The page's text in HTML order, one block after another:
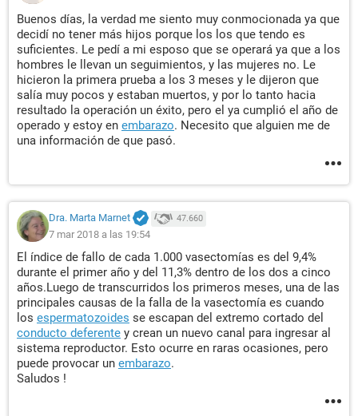
Buenos días, la verdad me siento muy conmocionada ya que
decidí no tener más hijos porque los los que tendo es
suficientes. Le pedí a mi esposo que se operará ya que a los
hombres le llevan un seguimientos, y las mujeres no. Le
hicieron la primera prueba a los 3 meses y le dijeron que
salía muy pocos y estaban muertos, y por lo tanto hacia
resultado la operación un éxito, pero el ya cumplió el año de
operado y estoy en embarazo. Necesito que alguien me de
una información de que pasó.
Dra. Marta Marnet 47.660
7 mar 2018 a las 19:54
El índice de fallo de cada 1.000 vasectomías es del 9,4%
durante el primer año y del 11,3% dentro de los dos a cinco
años.Luego de transcurridos los primeros meses, una de las
principales causas de la falla de la vasectomía es cuando
los espermatozoides se escapan del extremo cortado del
conducto deferente y crean un nuevo canal para ingresar al
sistema reproductor. Esto ocurre en raras ocasiones, pero
puede provocar un embarazo.
Saludos !